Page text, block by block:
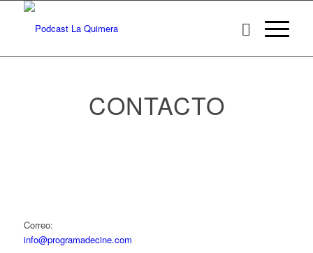
CONTACTO
Correo:
info@programadecine.com